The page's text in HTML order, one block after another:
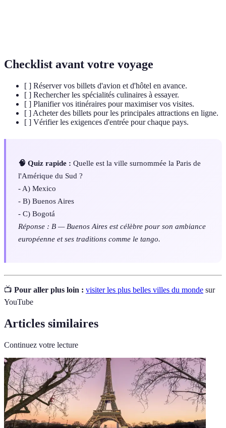
Checklist avant votre voyage
[ ] Réserver vos billets d'avion et d'hôtel en avance.
[ ] Rechercher les spécialités culinaires à essayer.
[ ] Planifier vos itinéraires pour maximiser vos visites.
[ ] Acheter des billets pour les principales attractions en ligne.
[ ] Vérifier les exigences d'entrée pour chaque pays.
🧠 Quiz rapide : Quelle est la ville surnommée la Paris de
l'Amérique du Sud ?
- A) Mexico
- B) Buenos Aires
- C) Bogotá
Réponse : B — Buenos Aires est célèbre pour son ambiance
européenne et ses traditions comme le tango.
📺 Pour aller plus loin : visiter les plus belles villes du monde sur
YouTube
Articles similaires
Continuez votre lecture